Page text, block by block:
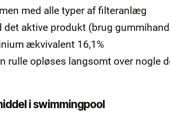
med alle typer af filteranlæg
det aktive produkt (brug
ækvivalent 16,1%
rulle opløses langsomt over nogle
i swimmingpool